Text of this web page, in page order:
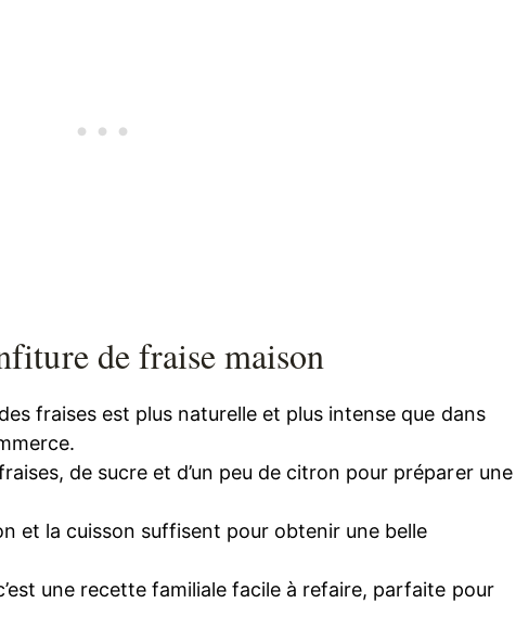
de fraise maison
fraises est plus naturelle et plus intense que dans
de sucre et d’un peu de citron pour préparer une
et la cuisson suffisent pour obtenir une belle
une recette familiale facile à refaire, parfaite pour